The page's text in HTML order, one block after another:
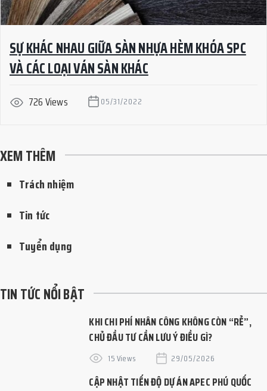
SỰ KHÁC NHAU GIỮA SÀN NHỰA HÈM KHÓA SPC
VÀ CÁC LOẠI VÁN SÀN KHÁC
726 Views 05/31/2022
XEM THÊM
Trách nhiệm
Tin tức
Tuyển dụng
TIN TỨC NỔI BẬT
KHI CHI PHÍ NHÂN CÔNG KHÔNG CÒN “RẺ”,
CHỦ ĐẦU TƯ CẦN LƯU Ý ĐIỀU GÌ?
15 Views 29/05/2026
CẬP NHẬT TIẾN ĐỘ DỰ ÁN APEC PHÚ QUỐC